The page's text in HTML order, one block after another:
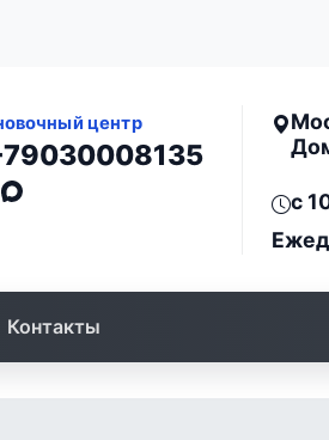
центр
c
Контакты